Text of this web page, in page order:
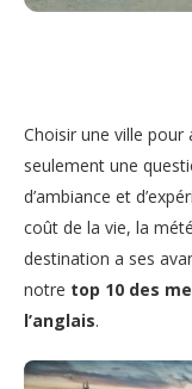
Choisir une ville pour
seulement une
d’ambiance et
coût de la vie, la
destination a ses
notre top 10 des
l’anglais.